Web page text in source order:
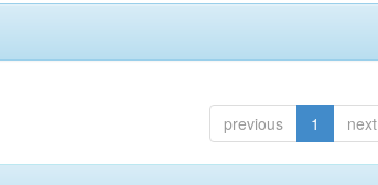
previous 1 next